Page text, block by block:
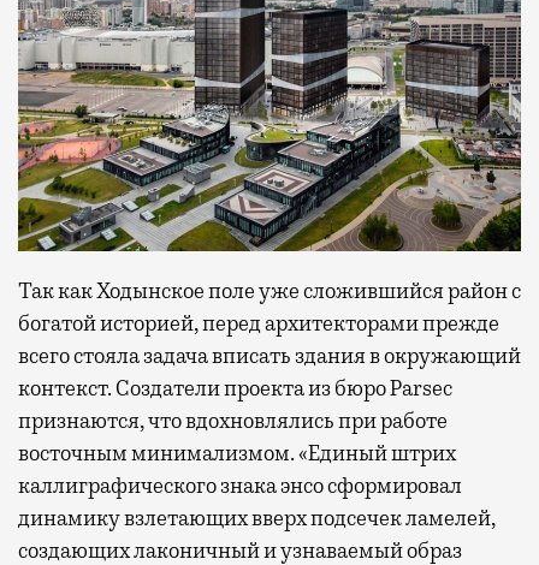
Так как Ходынское поле уже сложившийся район с
богатой историей, перед архитекторами прежде
всего стояла задача вписать здания в окружающий
контекст. Создатели проекта из бюро Parsec
признаются, что вдохновлялись при работе
восточным минимализмом. «Единый штрих
каллиграфического знака энсо сформировал
динамику взлетающих вверх подсечек ламелей,
создающих лаконичный и узнаваемый образ